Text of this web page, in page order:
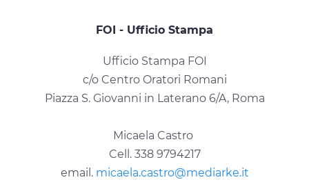
FOI - Ufficio Stampa
Ufficio Stampa FOI
c/o Centro Oratori Romani
Piazza S. Giovanni in Laterano 6/A, Roma
Micaela Castro
Cell. 338 9794217
email. micaela.castro@mediarke.it